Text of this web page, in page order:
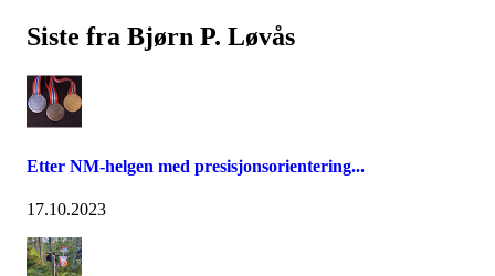
Siste fra Bjørn P. Løvås
Etter NM-helgen med presisjonsorientering...
17.10.2023